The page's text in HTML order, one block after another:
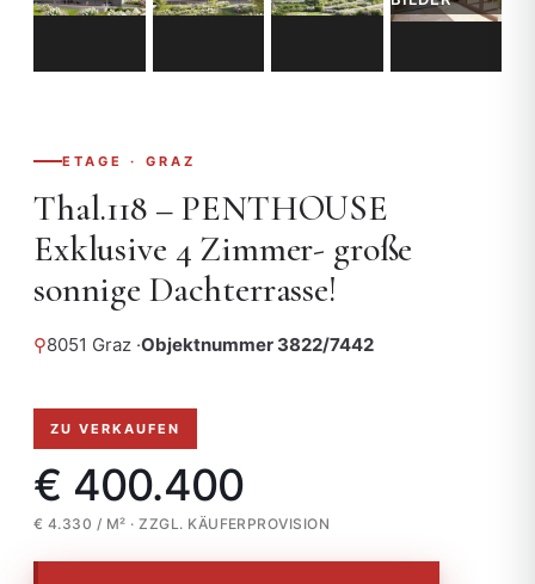
ETAGE · GRAZ
Thal.118 – PENTHOUSE
Exklusive 4 Zimmer- große
sonnige Dachterrasse!
⚲8051 Graz ·Objektnummer 3822/7442
ZU VERKAUFEN
€ 400.400
€ 4.330 / M² · ZZGL. KÄUFERPROVISION